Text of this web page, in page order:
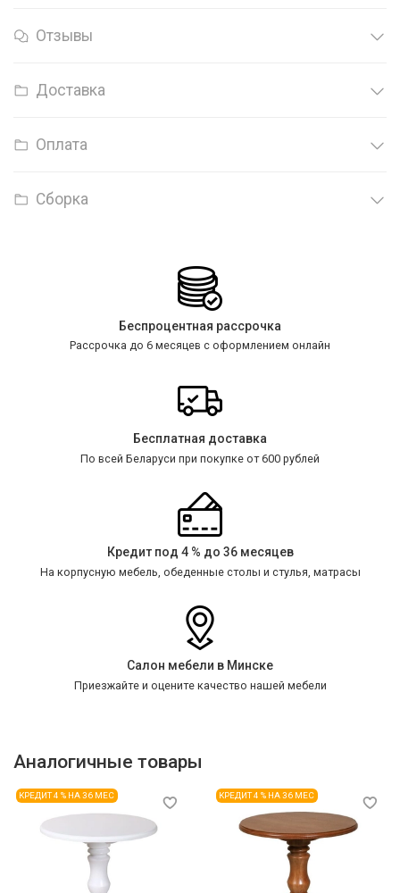
Отзывы
Доставка
Оплата
Сборка
Беспроцентная рассрочка
Рассрочка до 6 месяцев с оформлением онлайн
Бесплатная доставка
По всей Беларуси при покупке от 600 рублей
Кредит под 4 % до 36 месяцев
На корпусную мебель, обеденные столы и стулья, матрасы
Салон мебели в Минске
Приезжайте и оцените качество нашей мебели
Аналогичные товары
КРЕДИТ 4 % НА 36 МЕС КРЕДИТ 4 % НА 36 МЕС